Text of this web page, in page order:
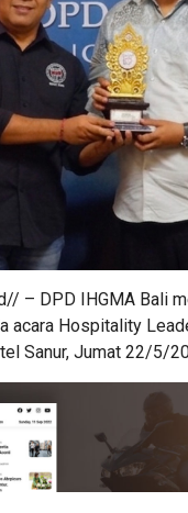
– DPD IHGMA Bali
acara Hospitality
Sanur, Jumat 22/5/